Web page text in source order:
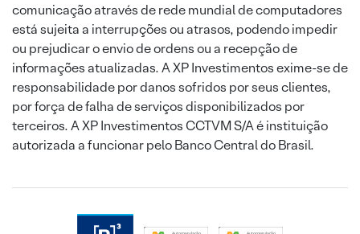
comunicação através de rede mundial de computadores
está sujeita a interrupções ou atrasos, podendo impedir
ou prejudicar o envio de ordens ou a recepção de
informações atualizadas. A XP Investimentos exime-se de
responsabilidade por danos sofridos por seus clientes,
por força de falha de serviços disponibilizados por
terceiros. A XP Investimentos CCTVM S/A é instituição
autorizada a funcionar pelo Banco Central do Brasil.